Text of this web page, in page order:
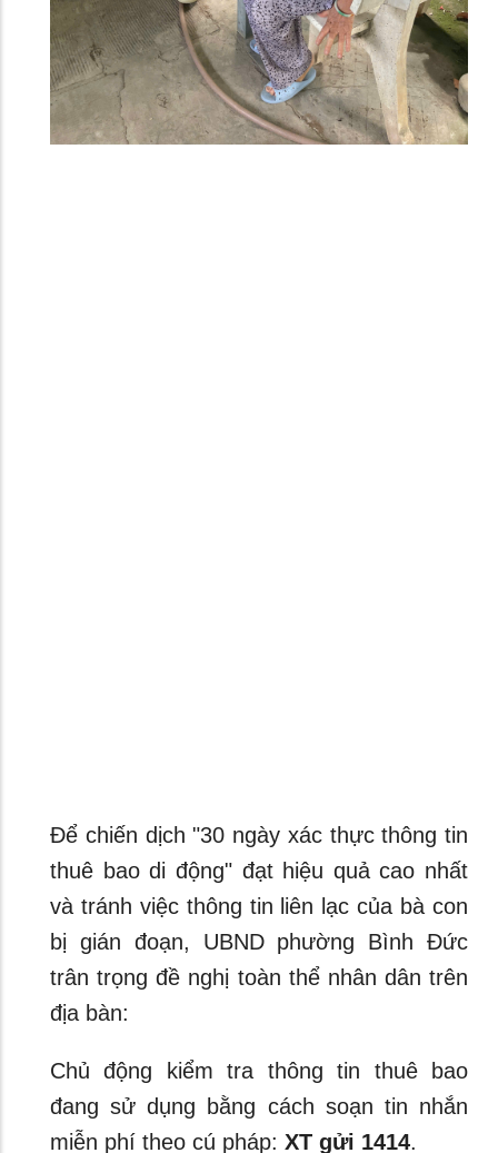
Để chiến dịch "30 ngày xác thực thông tin
thuê bao di động" đạt hiệu quả cao nhất
và tránh việc thông tin liên lạc của bà con
bị gián đoạn, UBND phường Bình Đức
trân trọng đề nghị toàn thể nhân dân trên
địa bàn:
Chủ động kiểm tra thông tin thuê bao
đang sử dụng bằng cách soạn tin nhắn
miễn phí theo cú pháp: XT gửi 1414.